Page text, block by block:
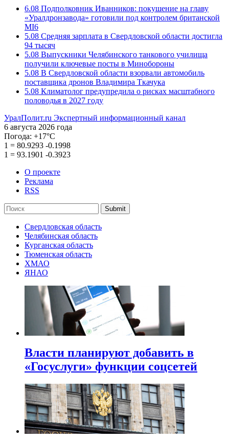
6.08 Подполковник Иванников: покушение на главу
«Уралдронзавода» готовили под контролем британской
MI6
5.08 Средняя зарплата в Свердловской области достигла
94 тысяч
5.08 Выпускники Челябинского танкового училища
получили ключевые посты в Минобороны
5.08 В Свердловской области взорвали автомобиль
поставщика дронов Владимира Ткачука
5.08 Климатолог предупредила о рисках масштабного
половодья в 2027 году
УралПолит.ru Экспертный информационный канал
6 августа 2026 года
Погода: +17°С
1 = 80.9293 -0.1998
1 = 93.1901 -0.3923
О проекте
Реклама
RSS
Submit
Свердловская область
Челябинская область
Курганская область
Тюменская область
ХМАО
ЯНАО
Власти планируют добавить в
«Госуслуги» функции соцсетей